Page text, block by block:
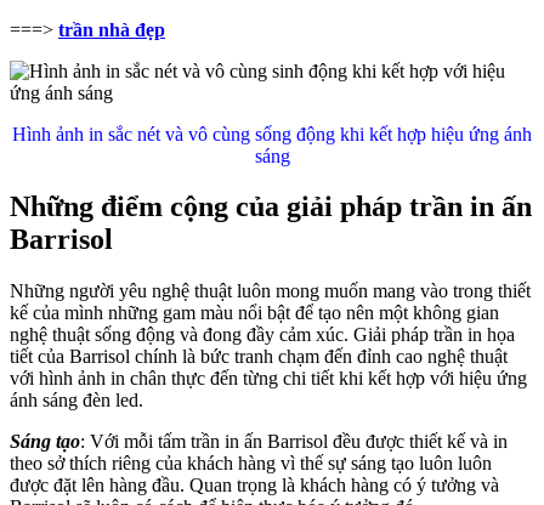
===> trần nhà đẹp
Hình ảnh in sắc nét và vô cùng sống động khi kết hợp hiệu ứng ánh
sáng
Những điểm cộng của giải pháp trần in ấn
Barrisol
Những người yêu nghệ thuật luôn mong muốn mang vào trong thiết
kế của mình những gam màu nổi bật để tạo nên một không gian
nghệ thuật sống động và đong đầy cảm xúc. Giải pháp trần in họa
tiết của Barrisol chính là bức tranh chạm đến đỉnh cao nghệ thuật
với hình ảnh in chân thực đến từng chi tiết khi kết hợp với hiệu ứng
ánh sáng đèn led.
Sáng tạo: Với mỗi tấm trần in ấn Barrisol đều được thiết kế và in
theo sở thích riêng của khách hàng vì thế sự sáng tạo luôn luôn
được đặt lên hàng đầu. Quan trọng là khách hàng có ý tưởng và